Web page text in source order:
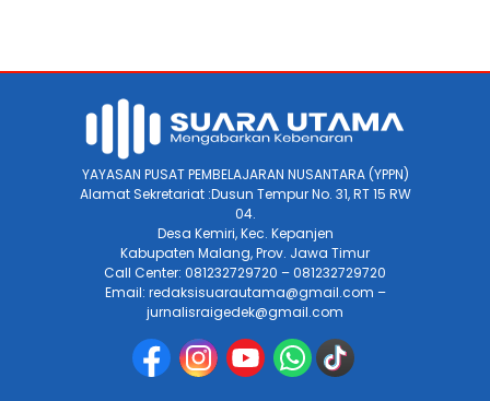
YAYASAN PUSAT PEMBELAJARAN NUSANTARA (YPPN)
Alamat Sekretariat :Dusun Tempur No. 31, RT 15 RW
04.
Desa Kemiri, Kec. Kepanjen
Kabupaten Malang, Prov. Jawa Timur
Call Center: 081232729720 – 081232729720
Email: redaksisuarautama@gmail.com –
jurnalisraigedek@gmail.com